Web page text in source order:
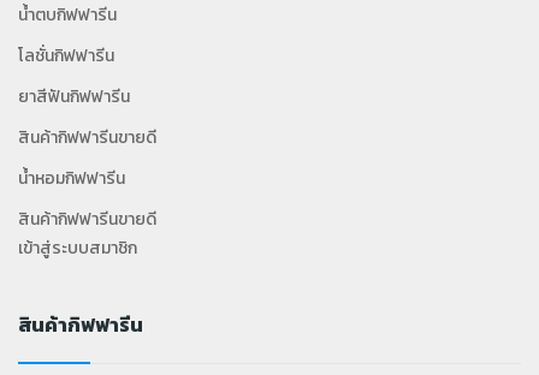
น้ำตบกิฟฟารีน
โลชั่นกิฟฟารีน
ยาสีฟันกิฟฟารีน
สินค้ากิฟฟารีนขายดี
น้ำหอมกิฟฟารีน
สินค้ากิฟฟารีนขายดี
เข้าสู่ระบบสมาชิก
สินค้ากิฟฟารีน